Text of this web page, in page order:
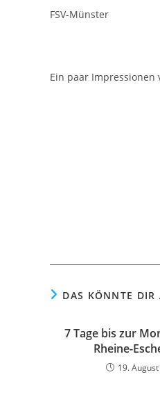
FSV-Münster
Ein paar Impressionen
DAS KÖNNTE DIR
7 Tage bis zur
Rheine-
19.